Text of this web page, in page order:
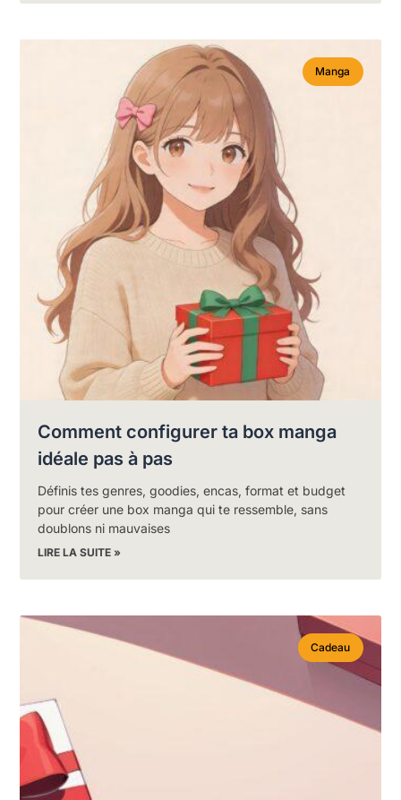
Manga
Comment configurer ta box manga
idéale pas à pas
Définis tes genres, goodies, encas, format et budget
pour créer une box manga qui te ressemble, sans
doublons ni mauvaises
LIRE LA SUITE »
Cadeau